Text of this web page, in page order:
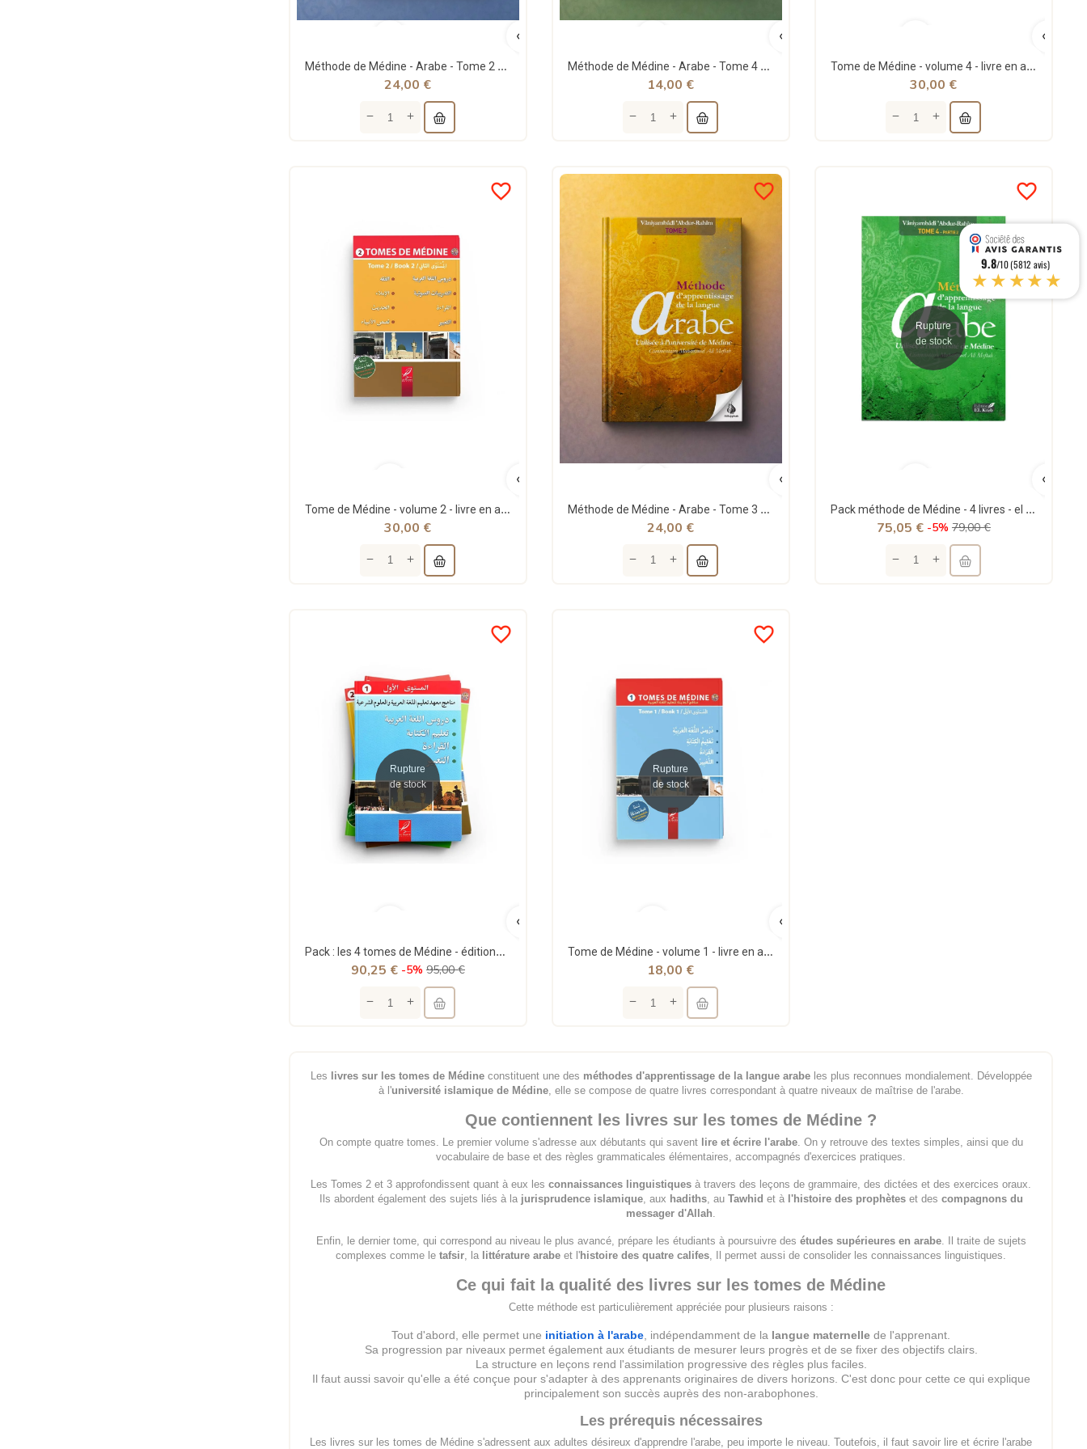
Méthode de Médine - Arabe - Tome 2 - El Kiteb
24,00 €
Méthode de Médine - Arabe - Tome 4 - El Kiteb
14,00 €
Tome de Médine - volume 4 - livre en arabe pour apprentissage langue arabe - al hadith
30,00 €
favorite_border
Tome de Médine - volume 2 - livre en arabe pour apprentissage langue arabe - al hadith
30,00 €
favorite_border
Méthode de Médine - Arabe - Tome 3 - El Kiteb
24,00 €
favorite_border
Rupture
de stock
Pack méthode de Médine - 4 livres - el Kiteb
75,05 € -5% 79,00 €
favorite_border
Rupture
de stock
Pack : les 4 tomes de Médine - éditions al Hadith
90,25 € -5% 95,00 €
favorite_border
Rupture
de stock
Tome de Médine - volume 1 - livre en arabe pour apprentissage langue arabe - al hadith
18,00 €
Les livres sur les tomes de Médineconstituent une des méthodes d'apprentissage de la langue arabeles plus reconnues mondialement. Développée
à l'université islamique de Médine, elle se compose de quatre livres correspondant à quatre niveaux de maîtrise de l'arabe.
Que contiennent les livres sur les tomes de Médine ?
On compte quatre tomes. Le premier volume s'adresse aux débutants qui savent lire et écrire l'arabe. On y retrouve des textes simples, ainsi que du
vocabulaire de base et des règles grammaticales élémentaires, accompagnés d'exercices pratiques.
Les Tomes 2 et 3 approfondissent quant à eux les connaissances linguistiques à travers des leçons de grammaire, des dictées et des exercices oraux.
Ils abordent également des sujets liés à la jurisprudence islamique, aux hadiths, au Tawhid et à l'histoire des prophèteset des compagnons du
messager d'Allah.
Enfin, le dernier tome, qui correspond au niveau le plus avancé, prépare les étudiants à poursuivre des études supérieures en arabe. Il traite de sujets
complexes comme le tafsir, la littérature arabe et l'histoire des quatre califes, Il permet aussi de consolider les connaissances linguistiques.
Ce qui fait la qualité des livres sur les tomes de Médine
Cette méthode est particulièrement appréciée pour plusieurs raisons :
Tout d'abord, elle permet une initiation à l'arabe, indépendamment de la langue maternelle de l'apprenant.
Sa progression par niveaux permet également aux étudiants de mesurer leurs progrès et de se fixer des objectifs clairs.
La structure en leçons rend l'assimilation progressive des règles plus faciles.
Il faut aussi savoir qu'elle a été conçue pour s'adapter à des apprenants originaires de divers horizons. C'est donc pour cette ce qui explique
principalement son succès auprès des non-arabophones.
Les prérequis nécessaires
Les livres sur les tomes de Médine s'adressent aux adultes désireux d'apprendre l'arabe, peu importe le niveau. Toutefois, il faut savoir lire et écrire l'arabe
9.8/10 (5812 avis)
★★★★★